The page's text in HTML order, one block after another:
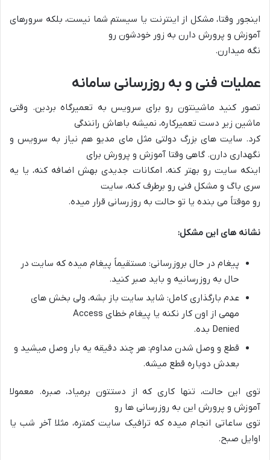
اینجور وقتا، مشکل از اینترنت یا سیستم شما نیست، بلکه سرورهای
آموزش و پرورش دارن به زور خودشون رو
نگه میدارن.
عملیات فنی و به روزرسانی سامانه
تصور کنید ماشینتون رو برای سرویس به تعمیرگاه بردین. وقتی
ماشین زیر دست تعمیرکاره، نمیشه باهاش رانندگی
کرد. سایت های بزرگ دولتی مثل مای مدیو هم نیاز به سرویس و
نگهداری دارن. گاهی وقتا آموزش و پرورش برای
اینکه سایت رو بهتر کنه، امکانات جدیدی بهش اضافه کنه، یا یه
سری باگ و مشکل فنی رو برطرف کنه، سایت
رو موقتاً می بنده یا تو حالت به روزرسانی قرار میده.
نشانه های این مشکل:
پیغام در حال بروزرسانی: مستقیماً پیغام میده که سایت در
حال به روزرسانیه و باید صبر کنید.
عدم بارگذاری کامل: شاید سایت باز بشه، ولی بخش های
مهمی از اون کار نکنه یا پیغام خطای Access
Denied بده.
قطع و وصل شدن مداوم: هر چند دقیقه یه بار وصل میشید و
بعدش دوباره قطع میشه.
توی این حالت، تنها کاری که از دستتون برمیاد، صبره. معمولا
آموزش و پرورش این به روزرسانی ها رو
توی ساعاتی انجام میده که ترافیک سایت کمتره، مثلا آخر شب یا
اوایل صبح.